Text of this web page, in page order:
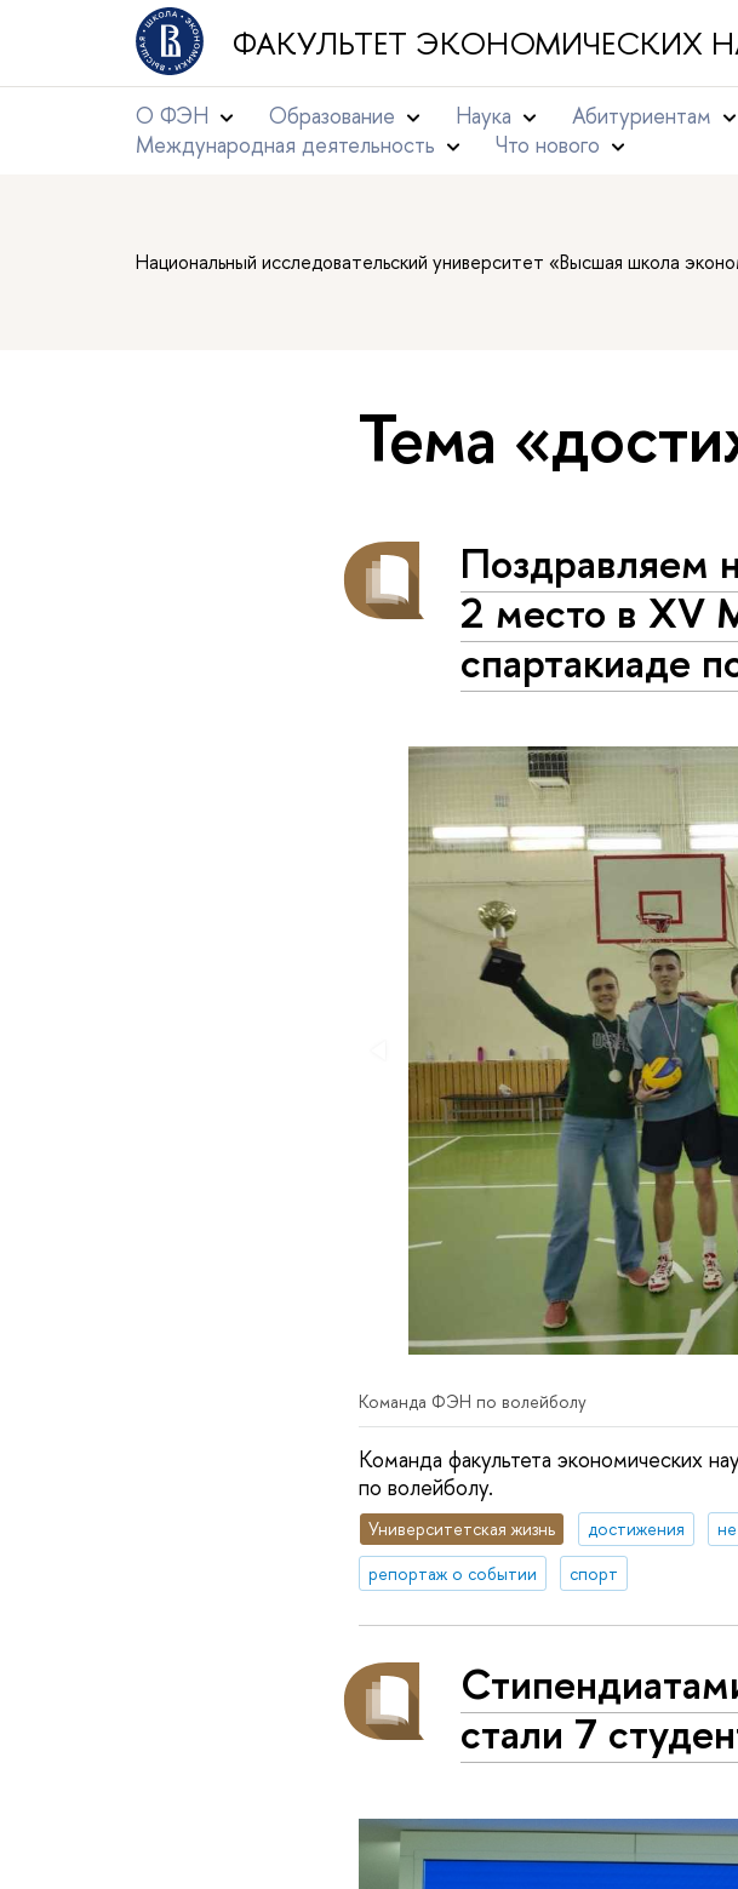
ФАКУЛЬТЕТ ЭКОНОМИЧЕСКИХ
О ФЭН Образование Наука Абитуриентам
Международная деятельность
Что нового
Национальный исследовательский университет «Высшая школа
Тема
Поздравляем
2 место в XV
спартакиаде
Команда ФЭН по волейболу
Команда факультета экономических
по волейболу.
Университетская жизнь достижения
репортаж о событии
спорт
стали 7